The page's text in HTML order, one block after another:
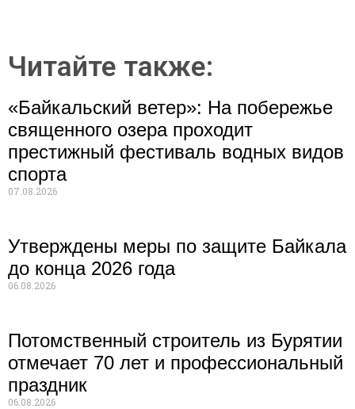
Читайте также:
«Байкальский ветер»: На побережье
священного озера проходит
престижный фестиваль водных видов
спорта
07.08.2026
Утверждены меры по защите Байкала
до конца 2026 года
06.08.2026
Потомственный строитель из Бурятии
отмечает 70 лет и профессиональный
праздник
06.08.2026